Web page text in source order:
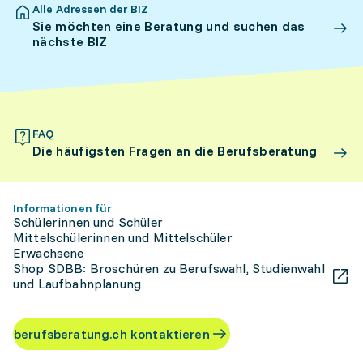
Alle Adressen der BIZ
Sie möchten eine Beratung und suchen das
nächste BIZ
FAQ
Die häufigsten Fragen an die Berufsberatung
Informationen für
Schülerinnen und Schüler
Mittelschülerinnen und Mittelschüler
Erwachsene
Shop SDBB: Broschüren zu Berufswahl, Studienwahl
und Laufbahnplanung
berufsberatung.ch kontaktieren